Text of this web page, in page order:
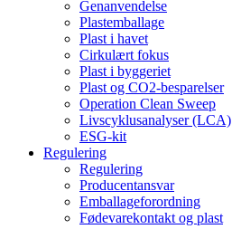
Genanvendelse
Plastemballage
Plast i havet
Cirkulært fokus
Plast i byggeriet
Plast og CO2-besparelser
Operation Clean Sweep
Livscyklusanalyser (LCA)
ESG-kit
Regulering
Regulering
Producentansvar
Emballageforordning
Fødevarekontakt og plast